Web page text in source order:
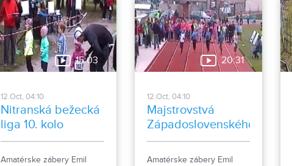
15:03
12.Oct, 04:10
Nitranská bežecká
liga 10. kolo
Amatérske zábery Emil
20:31
12.Oct, 04:10
Majstrovstvá
Západoslovenského
kraja Skalica
Amatérske zábery Emil